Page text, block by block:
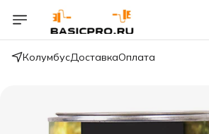
КолумбусДоставкаОплата